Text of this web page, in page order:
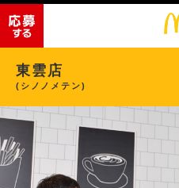
東雲店
(シノノメテン)